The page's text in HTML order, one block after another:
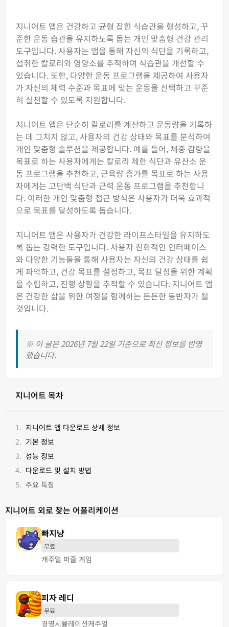
지니어트 앱은 건강하고 균형 잡힌 식습관을 형성하고, 꾸
준한 운동 습관을 유지하도록 돕는 개인 맞춤형 건강 관리
도구입니다. 사용자는 앱을 통해 자신의 식단을 기록하고,
섭취한 칼로리와 영양소를 추적하여 식습관을 개선할 수
있습니다. 또한, 다양한 운동 프로그램을 제공하여 사용자
가 자신의 체력 수준과 목표에 맞는 운동을 선택하고 꾸준
히 실천할 수 있도록 지원합니다.
지니어트 앱은 단순히 칼로리를 계산하고 운동량을 기록하
는 데 그치지 않고, 사용자의 건강 상태와 목표를 분석하여
개인 맞춤형 솔루션을 제공합니다. 예를 들어, 체중 감량을
목표로 하는 사용자에게는 칼로리 제한 식단과 유산소 운
동 프로그램을 추천하고, 근육량 증가를 목표로 하는 사용
자에게는 고단백 식단과 근력 운동 프로그램을 추천합니
다. 이러한 개인 맞춤형 접근 방식은 사용자가 더욱 효과적
으로 목표를 달성하도록 돕습니다.
지니어트 앱은 사용자가 건강한 라이프스타일을 유지하도
록 돕는 강력한 도구입니다. 사용자 친화적인 인터페이스
와 다양한 기능들을 통해 사용자는 자신의 건강 상태를 쉽
게 파악하고, 건강 목표를 설정하고, 목표 달성을 위한 계획
을 수립하고, 진행 상황을 추적할 수 있습니다. 지니어트 앱
은 건강한 삶을 위한 여정을 함께하는 든든한 동반자가 될
것입니다.
※ 이 글은 2026년 7월 22일 기준으로 최신 정보를 반영
했습니다.
지니어트 목차
지니어트 앱 다운로드 상세 정보
기본 정보
성능 정보
다운로드 및 설치 방법
주요 특징
지니어트 외로 찾는 어플리케이션
빠지냥
무료
캐주얼 퍼즐 게임
피자 레디
무료
경영시뮬레이션캐주얼